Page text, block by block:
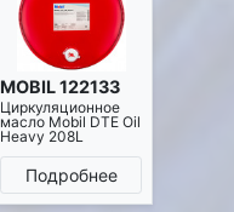
MOBIL 122133
Циркуляционное
масло Mobil DTE Oil
Heavy 208L
Подробнее